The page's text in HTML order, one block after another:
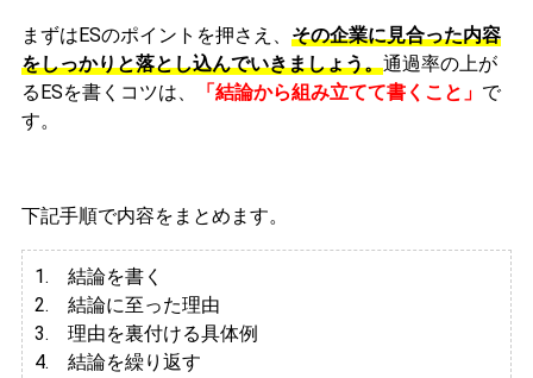
まずはESのポイントを押さえ、 その企業に見合った内容
をしっかりと落とし込んでいきましょう。通過率の上が
るESを書くコツは、
「結論から組み立てて書くこと」 で
す。
下記手順で内容をまとめます。
1. 結論を書く
2. 結論に至った理由
3. 理由を裏付ける具体例
4. 結論を繰り返す